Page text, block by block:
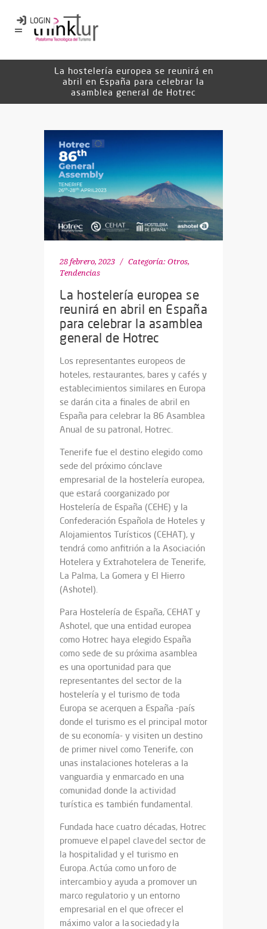
La hostelería europea se reunirá en
abril en España para celebrar la
asamblea general de Hotrec
28 febrero, 2023 Categoría: Otros,
Tendencias
La hostelería europea se
reunirá en abril en España
para celebrar la asamblea
general de Hotrec
Los representantes europeos de
hoteles, restaurantes, bares y cafés y
establecimientos similares en Europa
se darán cita a finales de abril en
España para celebrar la 86 Asamblea
Anual de su patronal, Hotrec.
Tenerife fue el destino elegido como
sede del próximo cónclave
empresarial de la hostelería europea,
que estará coorganizado por
Hostelería de España (CEHE) y la
Confederación Española de Hoteles y
Alojamientos Turísticos (CEHAT), y
tendrá como anfitrión a la Asociación
Hotelera y Extrahotelera de Tenerife,
La Palma, La Gomera y El Hierro
(Ashotel).
Para Hostelería de España, CEHAT y
Ashotel, que una entidad europea
como Hotrec haya elegido España
como sede de su próxima asamblea
es una oportunidad para que
representantes del sector de la
hostelería y el turismo de toda
Europa se acerquen a España -país
donde el turismo es el principal motor
de su economía- y visiten un destino
de primer nivel como Tenerife, con
unas instalaciones hoteleras a la
vanguardia y enmarcado en una
comunidad donde la actividad
turística es también fundamental.
Fundada hace cuatro décadas, Hotrec
promueve el papel clave del sector de
la hospitalidad y el turismo en
Europa. Actúa como un foro de
intercambio y ayuda a promover un
marco regulatorio y un entorno
empresarial en el que ofrecer el
máximo valor a la sociedad y la